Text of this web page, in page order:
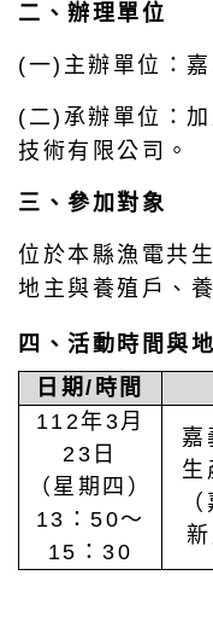
二、辦理單位
(一)主辦單位：嘉
(二)承辦單位：
技術有限公司。
三、參加對象
位於本縣漁電共
地主與養殖戶、
四、活動時間與
日期/ 時間
112年3月
23日
（星期四）
13：50～
15：30
嘉
生